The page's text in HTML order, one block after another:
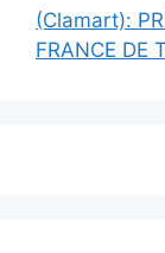
(Clamart):
FRANCE DE